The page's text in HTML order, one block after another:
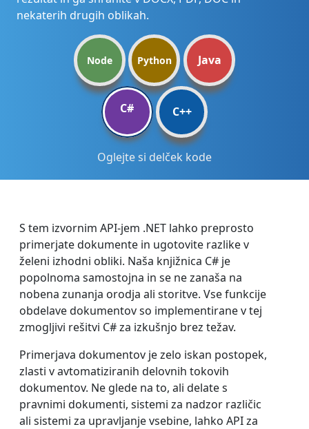
nekaterih drugih oblikah.
Node Python Java
C# C++
Oglejte si delček kode
S tem izvornim API-jem .NET lahko preprosto
primerjate dokumente in ugotovite razlike v
želeni izhodni obliki. Naša knjižnica C# je
popolnoma samostojna in se ne zanaša na
nobena zunanja orodja ali storitve. Vse funkcije
obdelave dokumentov so implementirane v tej
zmogljivi rešitvi C# za izkušnjo brez težav.
Primerjava dokumentov je zelo iskan postopek,
zlasti v avtomatiziranih delovnih tokovih
dokumentov. Ne glede na to, ali delate s
pravnimi dokumenti, sistemi za nadzor različic
ali sistemi za upravljanje vsebine, lahko API za